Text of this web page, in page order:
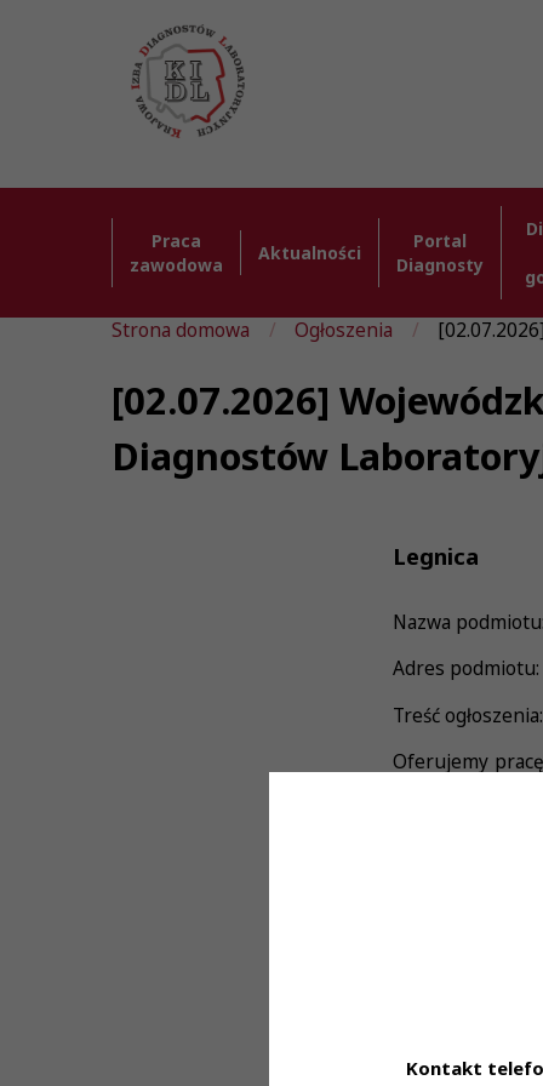
Praca
zawodowa
Aktualności
Portal
Diagnosty
Kontakt
Strona domowa Ogłoszenia
[02.07.2026]
Diagnostów
Legnica
Nazwa
Adres podmiotu:
Treść ogłoszenia:
Oferujemy
To stanowisko
proces
pracę w
pracę